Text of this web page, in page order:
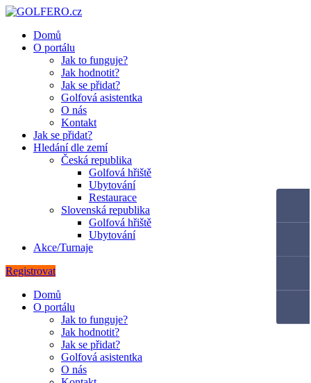
Domů
O portálu
Jak to funguje?
Jak hodnotit?
Jak se přidat?
Golfová asistentka
O nás
Kontakt
Jak se přidat?
Hledání dle zemí
Česká republika
Golfová hřiště
Ubytování
Restaurace
Slovenská republika
Golfová hřiště
Ubytování
Akce/Turnaje
Registrovat
Domů
O portálu
Jak to funguje?
Jak hodnotit?
Jak se přidat?
Golfová asistentka
O nás